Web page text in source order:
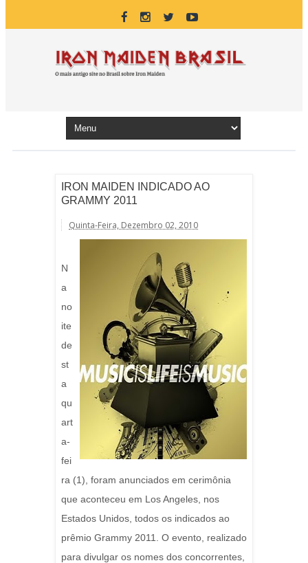
IRON MAIDEN INDICADO AO
GRAMMY 2011
Quinta-Feira, Dezembro 02, 2010
N
a
no
ite
de
st
a
qu
art
a-
fei
ra (1), foram anunciados em cerimônia
que aconteceu em Los Angeles, nos
Estados Unidos, todos os indicados ao
prêmio Grammy 2011. O evento, realizado
para divulgar os nomes dos concorrentes,